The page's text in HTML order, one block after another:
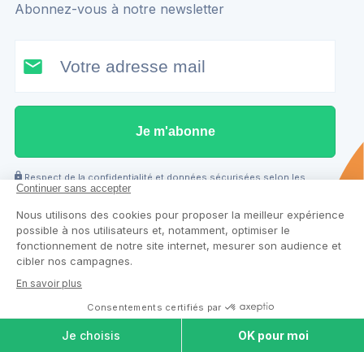
Abonnez-vous à notre newsletter
Je m'abonne
Respect de la confidentialité et données sécurisées selon les
normes européennes
Qui sommes-nous ?MAISONS DE